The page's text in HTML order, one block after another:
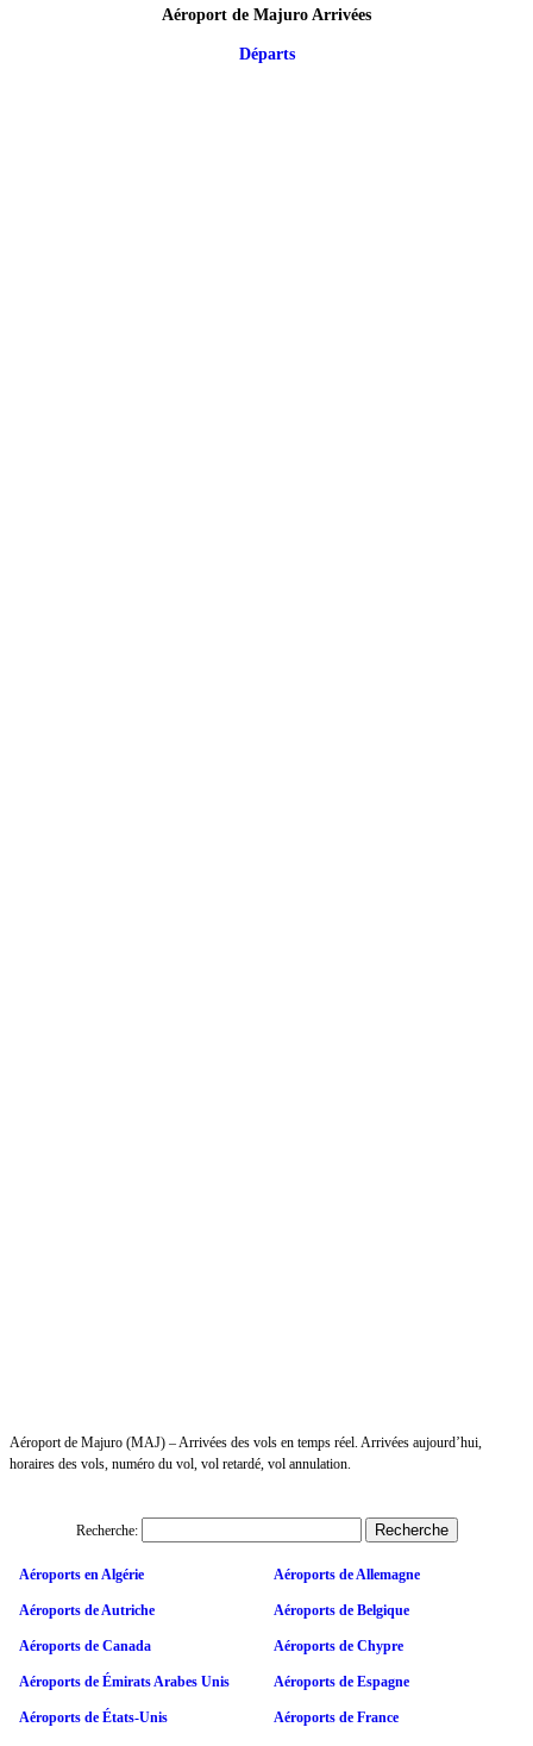
Aéroport de Majuro Arrivées
Départs
Aéroport de Majuro (MAJ) – Arrivées des vols en temps réel. Arrivées aujourd’hui,
horaires des vols, numéro du vol, vol retardé, vol annulation.
Recherche:
Aéroports en Algérie Aéroports de Allemagne
Aéroports de Autriche Aéroports de Belgique
Aéroports de Canada Aéroports de Chypre
Aéroports de Émirats Arabes Unis Aéroports de Espagne
Aéroports de États-Unis Aéroports de France